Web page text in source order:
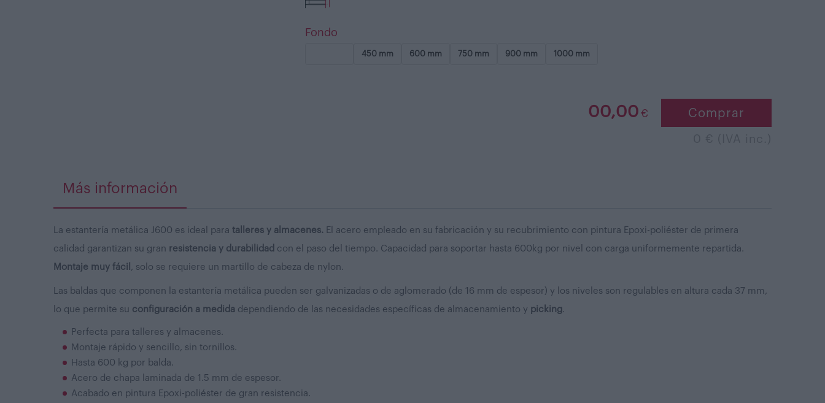
Fondo
450 mm 600 mm 750 mm 900 mm 1000 mm
00,00€ Comprar
Más información
La estantería metálica J600 es ideal para talleres y almacenes. El acero empleado en su fabricación y su recubrimiento con pintura Epoxi-poliéster de primera
calidad garantizan su gran resistencia y durabilidad con el paso del tiempo. Capacidad para soportar hasta 600kg por nivel con carga uniformemente repartida.
Montaje muy fácil
, solo se requiere un martillo de cabeza de nylon.
Las baldas que componen la estantería metálica pueden ser galvanizadas o de aglomerado (de 16 mm de espesor) y los niveles son regulables en altura cada 37 mm,
lo que permite su configuración a medida dependiendo de las necesidades específicas de almacenamiento y picking.
Perfecta para talleres y almacenes.
Montaje rápido y sencillo, sin tornillos.
Hasta 600 kg por balda.
Acero de chapa laminada de 1.5 mm de espesor.
Acabado en pintura Epoxi-poliéster de gran resistencia.